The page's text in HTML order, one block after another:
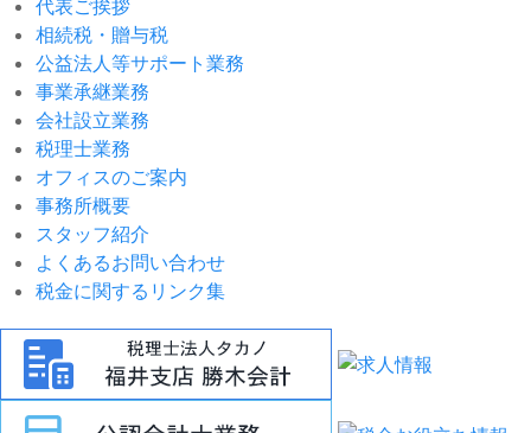
代表ご挨拶
相続税・贈与税
公益法人等サポート業務
事業承継業務
会社設立業務
税理士業務
オフィスのご案内
事務所概要
スタッフ紹介
よくあるお問い合わせ
税金に関するリンク集